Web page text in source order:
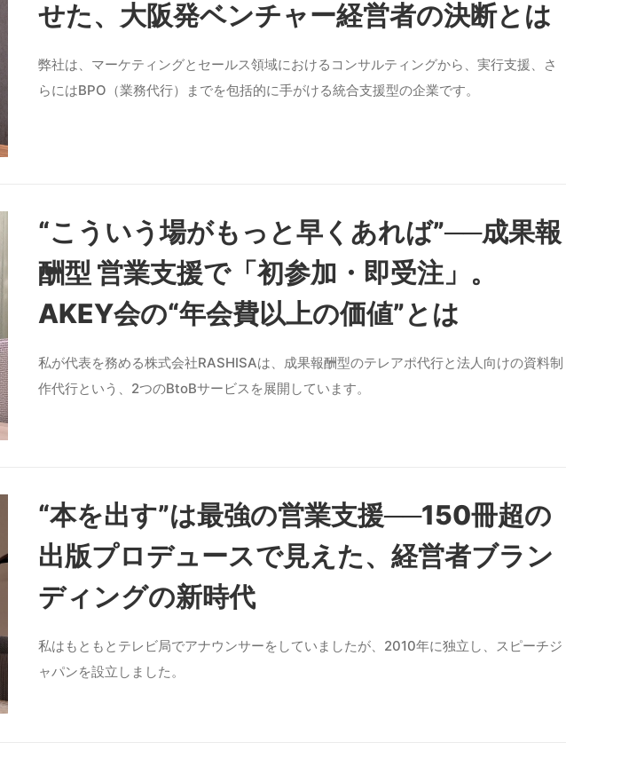
せた、大阪発ベンチャー経営者の決断とは
弊社は、マーケティングとセールス領域におけるコンサルティングから、実行支援、さ
らにはBPO（業務代行）までを包括的に手がける統合支援型の企業です。
“こういう場がもっと早くあれば”──成果報
酬型 営業支援で「初参加・即受注」。
AKEY会の“年会費以上の価値”とは
私が代表を務める株式会社RASHISAは、成果報酬型のテレアポ代行と法人向けの資料制
作代行という、2つのBtoBサービスを展開しています。
“本を出す”は最強の営業支援──150冊超の
出版プロデュースで見えた、経営者ブラン
ディングの新時代
私はもともとテレビ局でアナウンサーをしていましたが、2010年に独立し、スピーチジ
ャパンを設立しました。